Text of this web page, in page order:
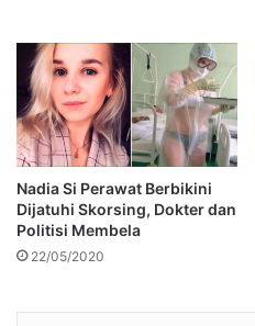
Nadia Si Perawat Berbikini
Dijatuhi Skorsing, Dokter dan
Politisi Membela
22/05/2020